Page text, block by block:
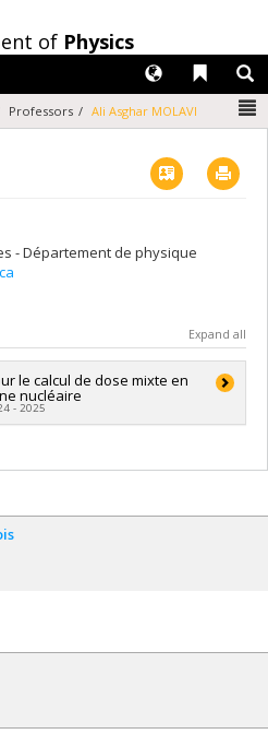
of Physics
Liens
Langues
Professors Ali Asghar MOLAVI
Vcard
- Département de physique
Expand all
le calcul de dose mixte en
nucléaire
- 2025
Bourses - Science en exil - volet